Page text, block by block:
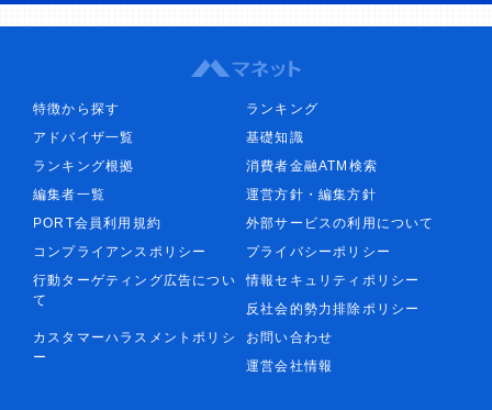
特徴から探す
ランキング
アドバイザ一覧
基礎知識
ランキング根拠
消費者金融ATM検索
編集者一覧
運営方針・編集方針
PORT会員利用規約
外部サービスの利用について
コンプライアンスポリシー
プライバシーポリシー
行動ターゲティング広告につい
て
情報セキュリティポリシー
反社会的勢力排除ポリシー
カスタマーハラスメントポリシ
ー
お問い合わせ
運営会社情報